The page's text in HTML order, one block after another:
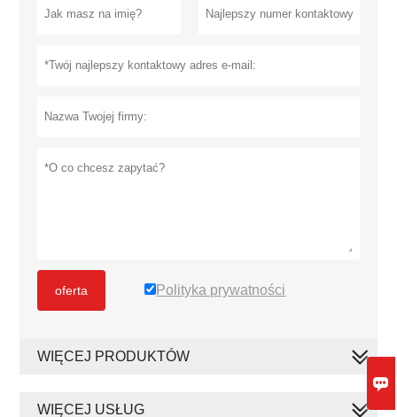

oferta Polityka prywatności
WIĘCEJ PRODUKTÓW
WIĘCEJ USŁUG